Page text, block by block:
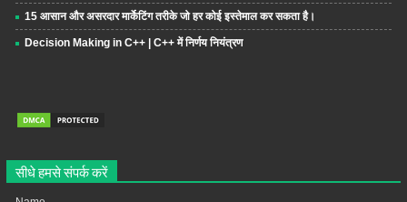
15 आसान और असरदार मार्केटिंग तरीके जो हर कोई इस्तेमाल कर सकता है।
Decision Making in C++ | C++ में निर्णय नियंत्रण
सीधे हमसे संपर्क करें